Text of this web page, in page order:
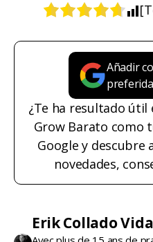
Añadir
¿Te ha resultado útil
Grow Barato como
Google y descubre
novedades,
Erik Collado